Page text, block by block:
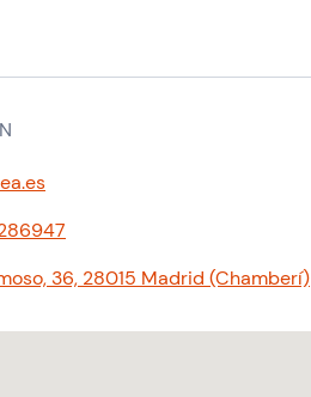
36, 28015 Madrid (Chamberí)